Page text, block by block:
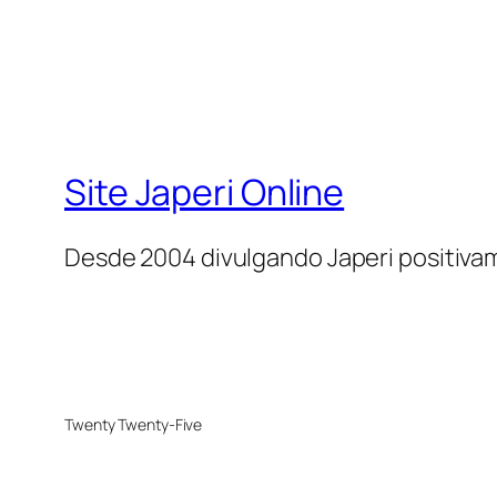
Site Japeri Online
Desde 2004 divulgando Japeri
Twenty Twenty-Five